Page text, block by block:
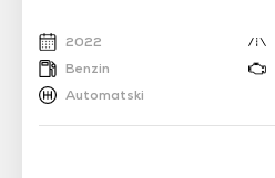
2022
Benzin
Automatski